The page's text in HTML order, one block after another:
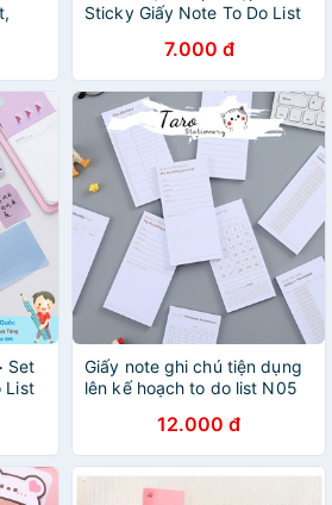
Sticky Giấy Note To Do List
Đáng Yêu Teeci587
7.000 đ
Set
List
Giấy note ghi chú tiện dụng
lên kế hoạch to do list N05
Stationery12.000 đ